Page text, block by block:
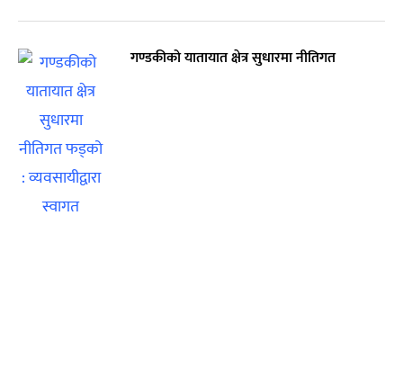
गण्डकीको यातायात क्षेत्र सुधारमा नीतिगत